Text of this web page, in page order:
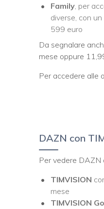
Family , per
diverse, con
599 euro
Da segnalare
mese oppure
Per accedere alle
DAZN con
Per vedere DAZN
TIMVISION
mese
TIMVISION